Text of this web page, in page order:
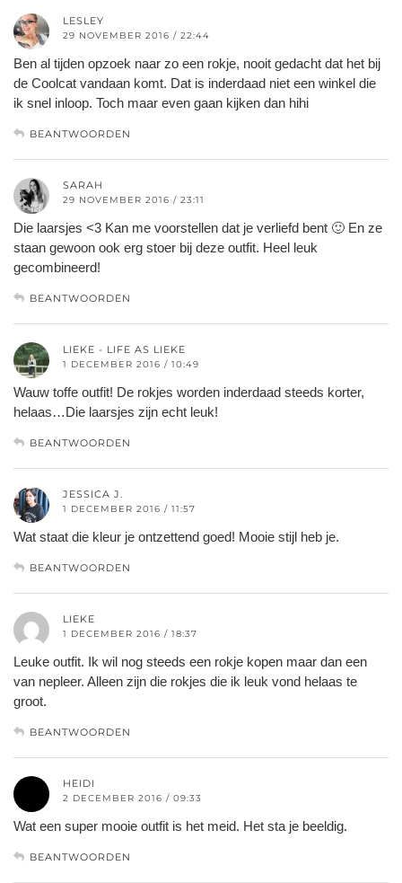
LESLEY
29 NOVEMBER 2016 / 22:44
Ben al tijden opzoek naar zo een rokje, nooit gedacht dat het bij
de Coolcat vandaan komt. Dat is inderdaad niet een winkel die
ik snel inloop. Toch maar even gaan kijken dan hihi
BEANTWOORDEN
SARAH
29 NOVEMBER 2016 / 23:11
Die laarsjes <3 Kan me voorstellen dat je verliefd bent 🙂 En ze
staan gewoon ook erg stoer bij deze outfit. Heel leuk
gecombineerd!
BEANTWOORDEN
LIEKE - LIFE AS LIEKE
1 DECEMBER 2016 / 10:49
Wauw toffe outfit! De rokjes worden inderdaad steeds korter,
helaas…Die laarsjes zijn echt leuk!
BEANTWOORDEN
JESSICA J.
1 DECEMBER 2016 / 11:57
Wat staat die kleur je ontzettend goed! Mooie stijl heb je.
BEANTWOORDEN
LIEKE
1 DECEMBER 2016 / 18:37
Leuke outfit. Ik wil nog steeds een rokje kopen maar dan een
van nepleer. Alleen zijn die rokjes die ik leuk vond helaas te
groot.
BEANTWOORDEN
HEIDI
2 DECEMBER 2016 / 09:33
Wat een super mooie outfit is het meid. Het sta je beeldig.
BEANTWOORDEN